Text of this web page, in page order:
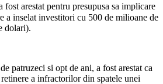
fost arestat pentru presupusa sa implicare
a inselat investitori cu 500 de milioane de
dolari).
patruzeci si opt de ani, a fost arestat ca
a infractorilor din spatele unei